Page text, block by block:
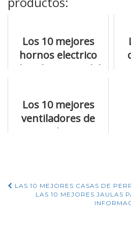
Los 10 mejores
hornos electrico
de sobremesa del
Los 10 mejores
ventiladores de
torre silencioso
Navegación
LAS 10 MEJORES CASAS DE
LAS 10 MEJORES JAULAS